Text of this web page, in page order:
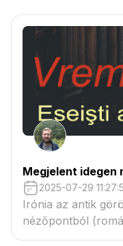
Megjelent idegen
2025-07-29
Irónia az antik
nézőpontból